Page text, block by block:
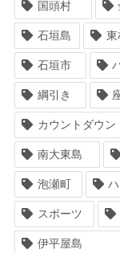
国頭村
石垣島 東
石垣市
綱引き
カウントダウン
南大東島
泡瀬町
スポーツ
伊平屋島